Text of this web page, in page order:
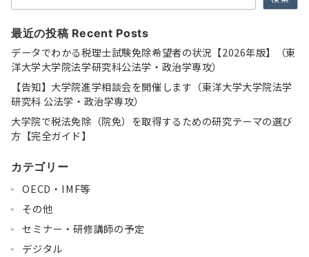
最近の投稿 Recent Posts
データでわかる税理士試験免除希望者の状況【2026年版】（東
洋大学大学院法学研究科公法学・政治学専攻）
【告知】大学院進学相談会を開催します（東洋大学大学院法学
研究科 公法学・政治学専攻）
大学院で税法免除（院免）を取得するための研究テーマの選び
方【完全ガイド】
カテゴリー
OECD・IMF等
その他
セミナー・研修講師の予定
デジタル